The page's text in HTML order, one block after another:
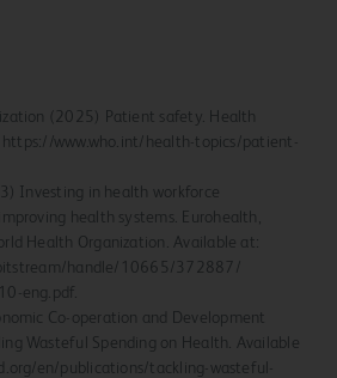
(2025) Patient safety. Health
https://www.who.int/health-topics/patient-
Investing in health workforce
health systems. Eurohealth,
Health Organization. Available at:
handle/10665/372887/
eng.pdf.
Co-operation and Development
Wasteful Spending on Health. Available
en/publications/tackling-wasteful-